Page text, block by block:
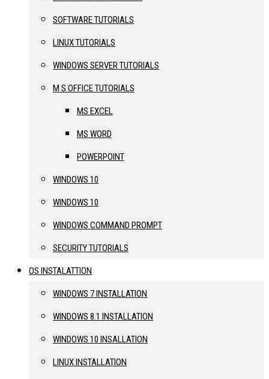
SOFTWARE TUTORIALS
LINUX TUTORIALS
WINDOWS SERVER TUTORIALS
M S OFFICE TUTORIALS
MS EXCEL
MS WORD
POWERPOINT
WINDOWS 10
WINDOWS 10
WINDOWS COMMAND PROMPT
SECURITY TUTORIALS
OS INSTALATTION
WINDOWS 7 INSTALLATION
WINDOWS 8.1 INSTALLATION
WINDOWS 10 INSALLATION
LINUX INSTALLATION